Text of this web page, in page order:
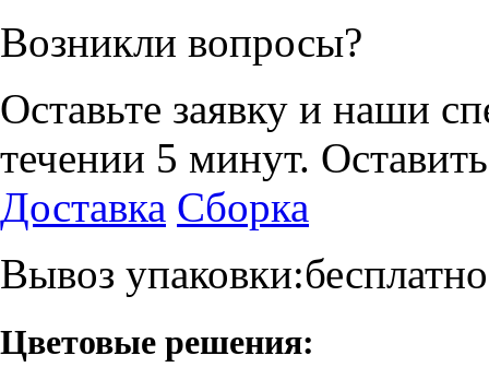
Возникли вопросы?
Оставьте заявку и наши
течении 5 минут.
Доставка Сборка
Вывоз упаковки:бесплатно
Цветовые решения: